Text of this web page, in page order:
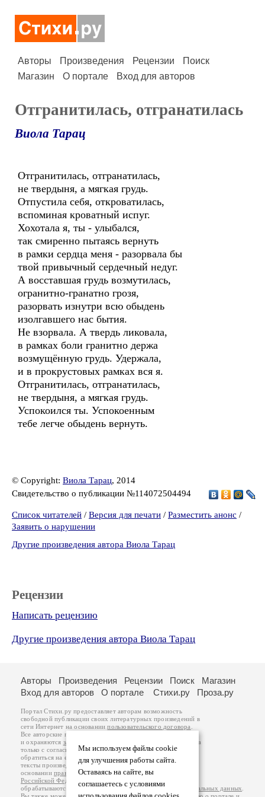
Авторы Произведения Рецензии
Поиск
Магазин
О портале Вход для авторов
Отгранитилась, отгранатилась
Виола Тарац
Отгранитилась, отгранатилась,
не твердыня, а мягкая грудь.
Отпустила себя, откроватилась,
вспоминая кроватный испуг.
Хохотала я, ты - улыбался,
так смиренно пытаясь вернуть
в рамки сердца меня - разорвала бы
твой привычный сердечный недуг.
А восставшая грудь возмутилась,
огранитно-гранатно грозя,
разорвать изнутри всю обыдень
изолгавшего нас бытия.
Не взорвала. А твердь ликовала,
в рамках боли гранитно держа
возмущённую грудь. Удержала,
и в прокрустовых рамках вся я.
Отгранитилась, отгранатилась,
не твердыня, а мягкая грудь.
Успокоился ты. Успокоенным
тебе легче обыдень вернуть.
© Copyright: Виола Тарац, 2014
Свидетельство о публикации №114072504494
Список читателей / Версия для печати / Разместить анонс /
Заявить о нарушении
Другие произведения автора Виола Тарац
Рецензии
Написать рецензию
Другие произведения автора Виола Тарац
Мы используем файлы cookie
для улучшения работы сайта.
Оставаясь на сайте, вы
соглашаетесь с условиями
Авторы Произведения Рецензии Поиск
Магазин
Вход для авторов
О портале Стихи.ру Проза.ру
Портал Стихи.ру предоставляет авторам возможность
свободной публикации своих литературных произведений в
сети Интернет на основаниипользовательского договора
Все авторские права на произведения принадлежат авторам
и охраняются законом
. Перепечатка произведений возможна
только с согласия его автора, к которому вы можете
обратиться на его авторской странице. Ответственность за
тексты произведений авторы несут самостоятельно на
основанииправил публикацииизаконодательства
Российской Федерации
обрабатываются на основанииПолитики обработки персональных данных